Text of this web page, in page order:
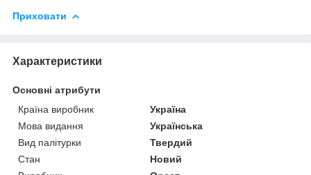
Приховати
Характеристики
Основні атрибути
Країна виробник
Україна
Мова видання
Українська
Вид палітурки
Твердий
Стан
Новий